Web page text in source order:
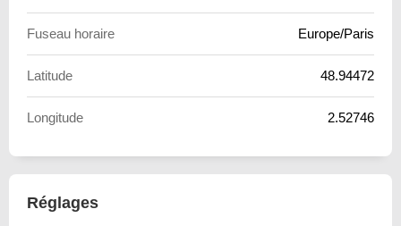
Fuseau horaire Europe/Paris
Latitude 48.94472
Longitude 2.52746
Réglages